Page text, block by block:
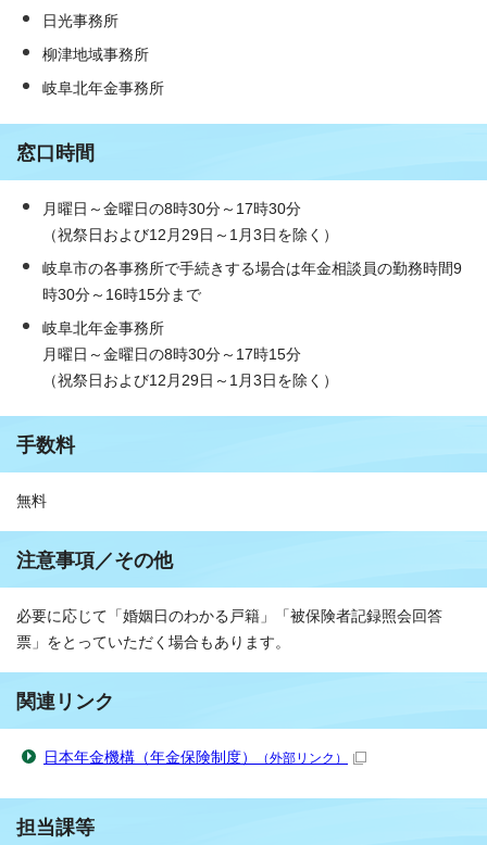
日光事務所
柳津地域事務所
岐阜北年金事務所
窓口時間
月曜日～金曜日の8時30分～17時30分
（祝祭日および12月29日～1月3日を除く）
岐阜市の各事務所で手続きする場合は年金相談員の勤務時間9
時30分～16時15分まで
岐阜北年金事務所
月曜日～金曜日の8時30分～17時15分
（祝祭日および12月29日～1月3日を除く）
手数料
無料
注意事項／その他
必要に応じて「婚姻日のわかる戸籍」「被保険者記録照会回答
票」をとっていただく場合もあります。
関連リンク
日本年金機構（年金保険制度） （外部リンク）
担当課等